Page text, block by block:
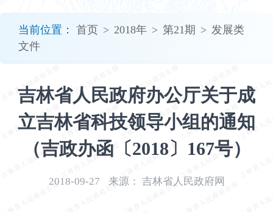
当前位置： 首页 > 2018年 > 第21期 > 发展类
文件
吉林省人民政府办公厅关于成
立吉林省科技领导小组的通知
（吉政办函〔2018〕167号）
2018-09-27 来源： 吉林省人民政府网
加